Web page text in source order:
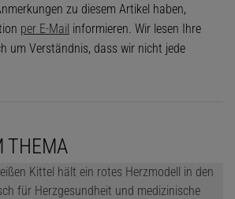
zu diesem Artikel haben,
per E-Mail informieren. Wir lesen Ihre
um Verständnis, dass wir nicht jede
THEMA